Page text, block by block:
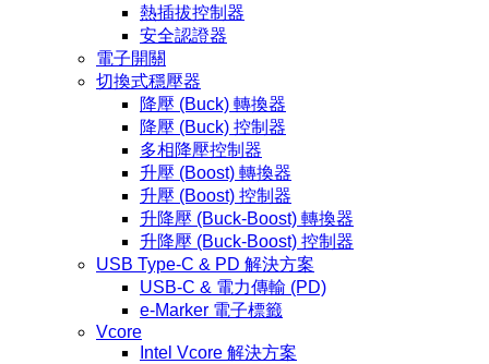
熱插拔控制器
安全認證器
電子開關
切換式穩壓器
降壓 (Buck) 轉換器
降壓 (Buck) 控制器
多相降壓控制器
升壓 (Boost) 轉換器
升壓 (Boost) 控制器
升降壓 (Buck-Boost) 轉換器
升降壓 (Buck-Boost) 控制器
USB Type-C & PD 解決方案
USB-C & 電力傳輸 (PD)
e-Marker 電子標籤
Vcore
Intel Vcore 解決方案